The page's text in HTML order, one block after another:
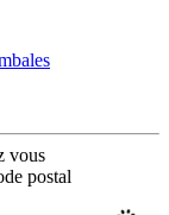
vous
postal